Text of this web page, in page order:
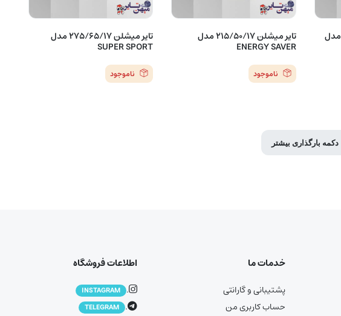
لاستیک میشلن 245/40/19 مدل تایر میشلن 215/50/17 مدل
ENERGY SAVER
ناموجود
تایر میشلن 275/65/17 مدل
SUPER SPORT
ناموجود
دکمه بارگذاری بیشتر
خدمات ما
پشتیبانی و گارانتی
حساب کاربری من
اطلاعات فروشگاه
.
INSTAGRAM
.
TELEGRAM